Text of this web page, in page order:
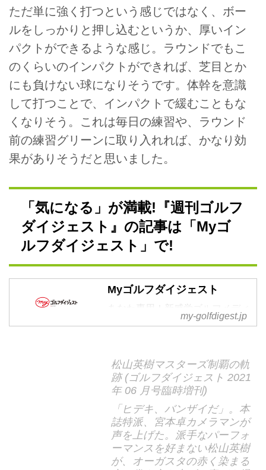
ただ単に強く打つという感じではなく、ボー
ルをしっかりと押し込むというか、厚いイン
パクトができるような感じ。ラウンドでもこ
のくらいのインパクトができれば、芝目とか
にも負けない球になりそうです。体幹を意識
して打つことで、インパクトで緩むこともな
くなりそう。これは毎日の練習や、ラウンド
前の練習グリーンに取り入れれば、かなり効
果がありそうだと思いました。
「気になる」が満載!『週刊ゴルフ
ダイジェスト』の記事は「Myゴ
ルフダイジェスト」で!
Myゴルフダイジェスト
あなた専用！新感覚ゴルフメディ
ア by ゴルフダイジェスト。2021
my-golfdigest.jp
松山英樹マスターズ制覇の軌
跡 (ゴルフダイジェスト 2021
年 06 月号臨時増刊)
「ヒデキ、バンザイだ」。本
誌特派、宮本卓カメラマンが
声を上げた。派手なパーフォ
ーマンスを好まない松山英樹
が、オーガスタの赤く染まる